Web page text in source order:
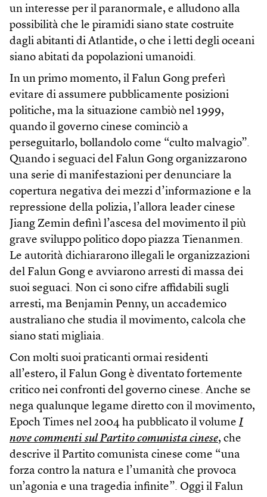
un interesse per il paranormale, e alludono alla
possibilità che le piramidi siano state costruite
dagli abitanti di Atlantide, o che i letti degli oceani
siano abitati da popolazioni umanoidi.
In un primo momento, il Falun Gong preferì
evitare di assumere pubblicamente posizioni
politiche, ma la situazione cambiò nel 1999,
quando il governo cinese cominciò a
perseguitarlo, bollandolo come “culto malvagio”.
Quando i seguaci del Falun Gong organizzarono
una serie di manifestazioni per denunciare la
copertura negativa dei mezzi d’informazione e la
repressione della polizia, l’allora leader cinese
Jiang Zemin definì l’ascesa del movimento il più
grave sviluppo politico dopo piazza Tienanmen.
Le autorità dichiararono illegali le organizzazioni
del Falun Gong e avviarono arresti di massa dei
suoi seguaci. Non ci sono cifre affidabili sugli
arresti, ma Benjamin Penny, un accademico
australiano che studia il movimento, calcola che
siano stati migliaia.
Con molti suoi praticanti ormai residenti
all’estero, il Falun Gong è diventato fortemente
critico nei confronti del governo cinese. Anche se
nega qualunque legame diretto con il movimento,
Epoch Times nel 2004 ha pubblicato il volume I
nove commenti sul Partito comunista cinese, che
descrive il Partito comunista cinese come “una
forza contro la natura e l’umanità che provoca
un’agonia e una tragedia infinite”. Oggi il Falun